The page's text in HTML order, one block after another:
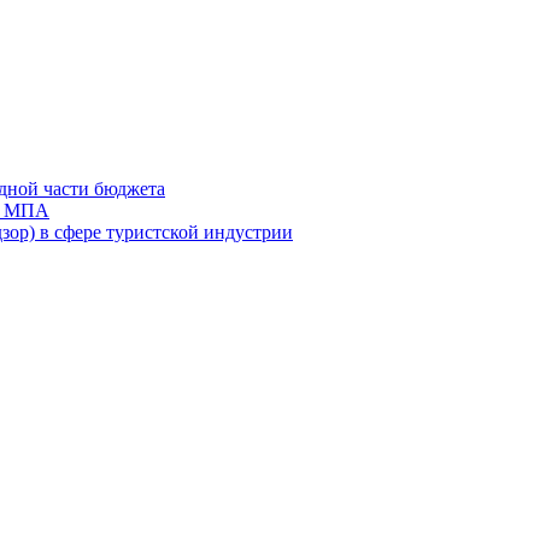
части бюджета
МПА
в сфере туристской индустрии